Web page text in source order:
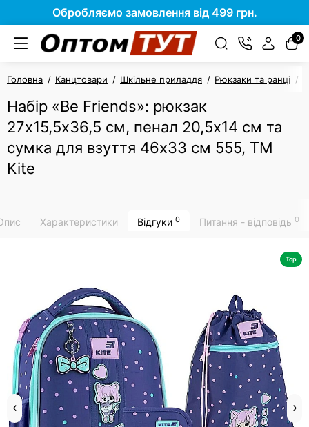
Обробляємо замовлення від 499 грн.
0
Головна Канцтовари Шкільне приладдя Рюкзаки та ранці
Набір «Be Friends»: рюкзак
27х15,5х36,5 см, пенал 20,5х14 см та
сумка для взуття 46х33 см 555, ТМ
Kite
Характеристики Відгуки 0 Питання - відповідь 0
Top